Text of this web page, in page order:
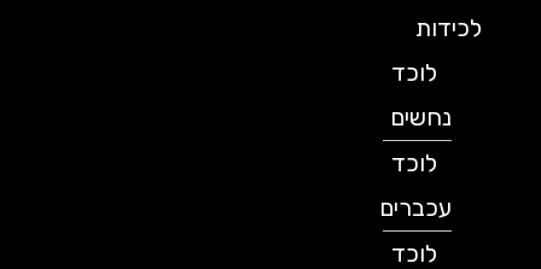
לכידות
לוכד
נחשים
לוכד
עכברים
לוכד